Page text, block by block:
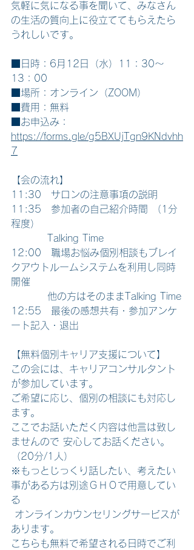
気軽に気になる事を聞いて、みなさん
の生活の質向上に役立ててもらえたら
うれしいです。
■日時：6月12日（水）11：30～
13：00
■場所：オンライン（ZOOM）
■費用：無料
■お申込み：
https://forms.gle/g5BXUjTgn9KNdvhh
7
【会の流れ】
11:30　サロンの注意事項の説明
11:35　参加者の自己紹介時間 （1分
程度）
Talking Time
12:00　職場お悩み個別相談もブレイ
クアウトルームシステムを利用し同時
開催
他の方はそのままTalking Time
12:55　最後の感想共有・参加アンケ
ート記入・退出
【無料個別キャリア支援について】
この会には、キャリアコンサルタント
が参加しています。
ご希望に応じ、個別の相談にも対応し
ます。
ここでお話いただく内容は他言は致し
ませんので 安心してお話ください。
（20分/1人）
※もっとじっくり話したい、考えたい
事がある方は別途ＧＨＯで用意してい
る
あります。
こちらも無料で希望される日時でご利